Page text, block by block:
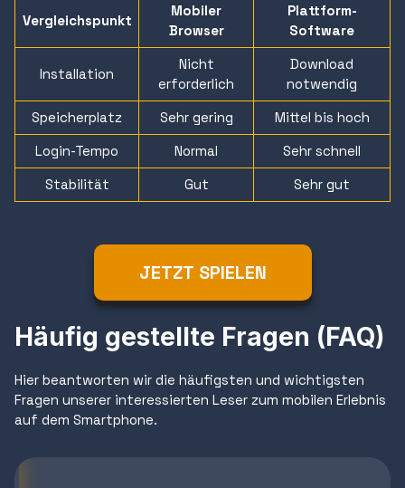
Vergleichspunkt
Mobiler
Browser
Plattform-
Software
Installation
Nicht
erforderlich
Download
notwendig
Speicherplatz
Sehr gering
Mittel bis hoch
Login-Tempo
Normal
Sehr schnell
Stabilität
Gut Sehr gut
JETZT SPIELEN
Häufig gestellte Fragen (FAQ)
Hier beantworten wir die häufigsten und wichtigsten
Fragen unserer interessierten Leser zum mobilen Erlebnis
auf dem Smartphone.